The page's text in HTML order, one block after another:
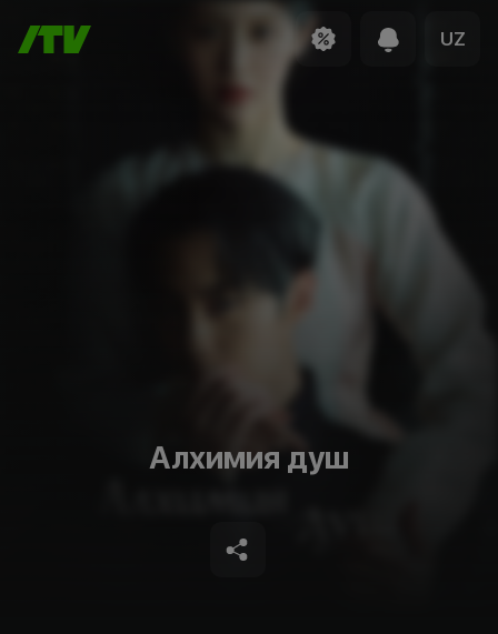
UZ
Алхимия душ